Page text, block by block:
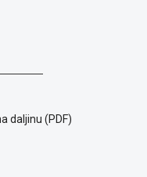
daljinu (PDF)